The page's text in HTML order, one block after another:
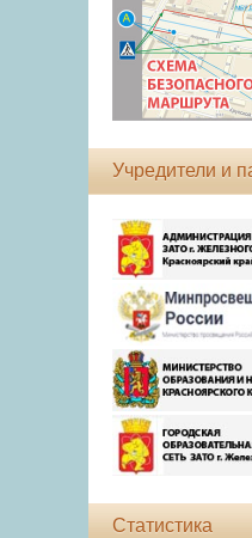
Учредители и
Статистика